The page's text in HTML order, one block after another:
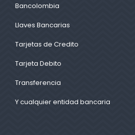
Bancolombia
Llaves Bancarias
Tarjetas de Credito
Tarjeta Debito
Transferencia
Y cualquier entidad bancaria